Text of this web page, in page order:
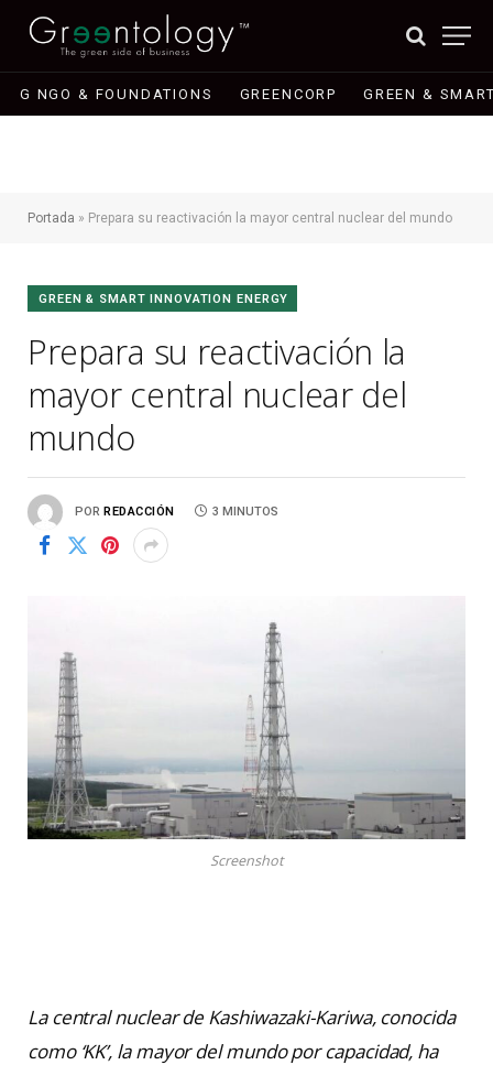
G NGO & FOUNDATIONS GREENCORP GREEN &
Portada » Prepara su reactivación la mayor central nuclear del mundo
GREEN & SMART INNOVATION ENERGY
Prepara su reactivación la
mayor central nuclear del
mundo
POR REDACCIÓN 3 MINUTOS
Screenshot
La central nuclear de Kashiwazaki-Kariwa, conocida
como ‘KK’, la mayor del mundo por capacidad, ha